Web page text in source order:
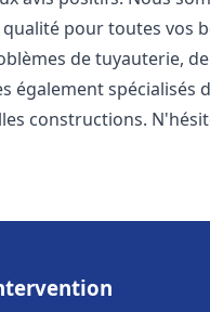
pour toutes vos
de tuyauterie,
également spécialisés
constructions.